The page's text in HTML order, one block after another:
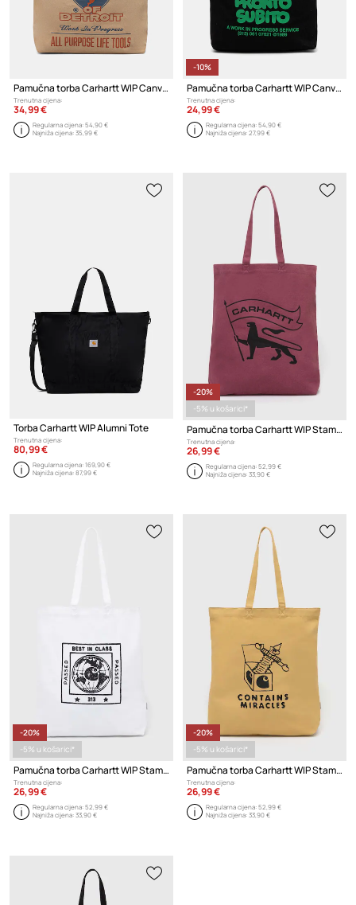
Pamučna torba Carhartt WIP Canvas Graphic Tote
Trenutna cijena:
34,99 €
Regularna cijena:54,90 €
Najniža cijena:35,99 €
-10%
Pamučna torba Carhartt WIP Canvas Graphic Tote
Trenutna cijena:
24,99 €
Regularna cijena:54,90 €
Najniža cijena:27,99 €
Torba Carhartt WIP Alumni Tote
Trenutna cijena:
80,99 €
Regularna cijena:169,90 €
Najniža cijena:87,99 €
-20%
-5% u košarici*
Pamučna torba Carhartt WIP Stamp Tote
Trenutna cijena:
26,99 €
Regularna cijena:52,99 €
Najniža cijena:33,90 €
-20%
-5% u košarici*
Pamučna torba Carhartt WIP Stamp Tote
Trenutna cijena:
26,99 €
Regularna cijena:52,99 €
Najniža cijena:33,90 €
-20%
-5% u košarici*
Pamučna torba Carhartt WIP Stamp Tote
Trenutna cijena:
26,99 €
Regularna cijena:52,99 €
Najniža cijena:33,90 €